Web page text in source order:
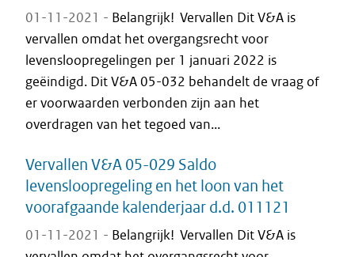
01-11-2021 - Belangrijk! Vervallen Dit V&A is
vervallen omdat het overgangsrecht voor
levensloopregelingen per 1 januari 2022 is
geëindigd. Dit V&A 05-032 behandelt de vraag of
er voorwaarden verbonden zijn aan het
overdragen van het tegoed van...
Vervallen V&A 05-029 Saldo
levensloopregeling en het loon van het
voorafgaande kalenderjaar d.d. 011121
01-11-2021 - Belangrijk! Vervallen Dit V&A is